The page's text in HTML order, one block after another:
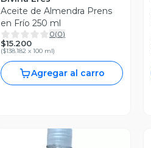
Aceite de Almendra Prens
en Frío 250 ml
0(0)
$15.200
($138.182 x 100 ml)
Agregar al carro